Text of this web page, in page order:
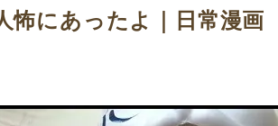
怖にあったよ｜日常漫画